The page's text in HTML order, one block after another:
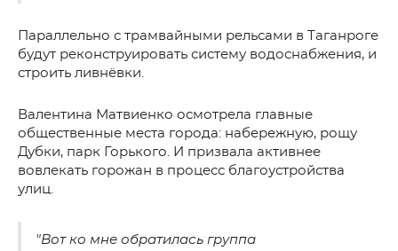
Параллельно с трамвайными рельсами в Таганроге
будут реконструировать систему водоснабжения, и
строить ливнёвки.
Валентина Матвиенко осмотрела главные
общественные места города: набережную, рощу
Дубки, парк Горького. И призвала активнее
вовлекать горожан в процесс благоустройства
улиц.
"Вот ко мне обратилась группа